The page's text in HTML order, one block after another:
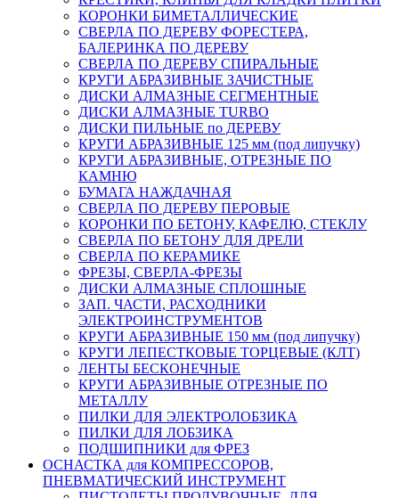
КОРОНКИ БИМЕТАЛЛИЧЕСКИЕ
СВЕРЛА ПО ДЕРЕВУ ФОРЕСТЕРА,
БАЛЕРИНКА ПО ДЕРЕВУ
СВЕРЛА ПО ДЕРЕВУ СПИРАЛЬНЫЕ
КРУГИ АБРАЗИВНЫЕ ЗАЧИСТНЫЕ
ДИСКИ АЛМАЗНЫЕ СЕГМЕНТНЫЕ
ДИСКИ АЛМАЗНЫЕ TURBO
ДИСКИ ПИЛЬНЫЕ по ДЕРЕВУ
КРУГИ АБРАЗИВНЫЕ 125 мм (под липучку)
КРУГИ АБРАЗИВНЫЕ, ОТРЕЗНЫЕ ПО
КАМНЮ
БУМАГА НАЖДАЧНАЯ
СВЕРЛА ПО ДЕРЕВУ ПЕРОВЫЕ
КОРОНКИ ПО БЕТОНУ, КАФЕЛЮ, СТЕКЛУ
СВЕРЛА ПО БЕТОНУ ДЛЯ ДРЕЛИ
СВЕРЛА ПО КЕРАМИКЕ
ФРЕЗЫ, СВЕРЛА-ФРЕЗЫ
ДИСКИ АЛМАЗНЫЕ СПЛОШНЫЕ
ЗАП. ЧАСТИ, РАСХОДНИКИ
ЭЛЕКТРОИНСТРУМЕНТОВ
КРУГИ АБРАЗИВНЫЕ 150 мм (под липучку)
КРУГИ ЛЕПЕСТКОВЫЕ ТОРЦЕВЫЕ (КЛТ)
ЛЕНТЫ БЕСКОНЕЧНЫЕ
КРУГИ АБРАЗИВНЫЕ ОТРЕЗНЫЕ ПО
МЕТАЛЛУ
ПИЛКИ ДЛЯ ЭЛЕКТРОЛОБЗИКА
ПИЛКИ ДЛЯ ЛОБЗИКА
ПОДШИПНИКИ для ФРЕЗ
ОСНАСТКА для КОМПРЕССОРОВ,
ПНЕВМАТИЧЕСКИЙ ИНСТРУМЕНТ